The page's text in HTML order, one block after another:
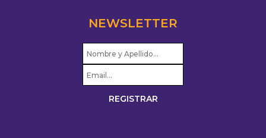
NEWSLETTER